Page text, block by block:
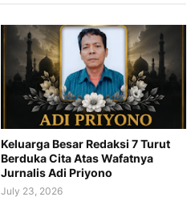
Keluarga Besar Redaksi 7 Turut
Berduka Cita Atas Wafatnya
Jurnalis Adi Priyono
July 23, 2026